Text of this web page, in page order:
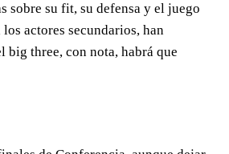
sobre su fit, su defensa y el juego
actores secundarios, han
big three, con nota, habrá que